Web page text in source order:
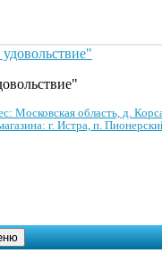
Московская область, д.
г. Истра, п.